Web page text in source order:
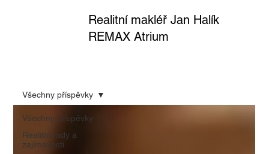
Realitní makléř Jan Halík
REMAX Atrium
Všechny příspěvky
Realitní rady a
zajímavosti
Všechny příspěvky